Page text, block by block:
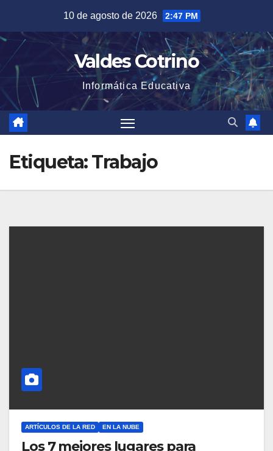
contenido
10 de agosto de 2026 2:47 PM
Valdes Cotrino
Informática Educativa
Etiqueta:Trabajo
ARTÍCULOS DE LA RED EN LA NUBE
Los 7 mejores lugares para